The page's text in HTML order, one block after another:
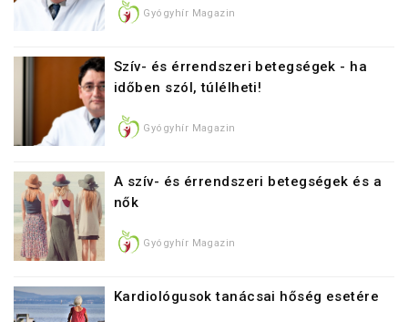
Gyógyhír Magazin
Szív- és érrendszeri betegségek - ha
időben szól, túlélheti!
Gyógyhír Magazin
A szív- és érrendszeri betegségek és a
nők
Gyógyhír Magazin
Kardiológusok tanácsai hőség esetére